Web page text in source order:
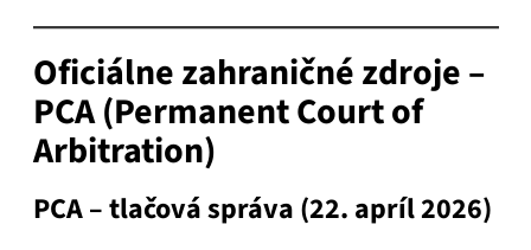
Oficiálne zahraničné zdroje –
PCA (Permanent Court of
Arbitration)
PCA – tlačová správa (22. apríl 2026)